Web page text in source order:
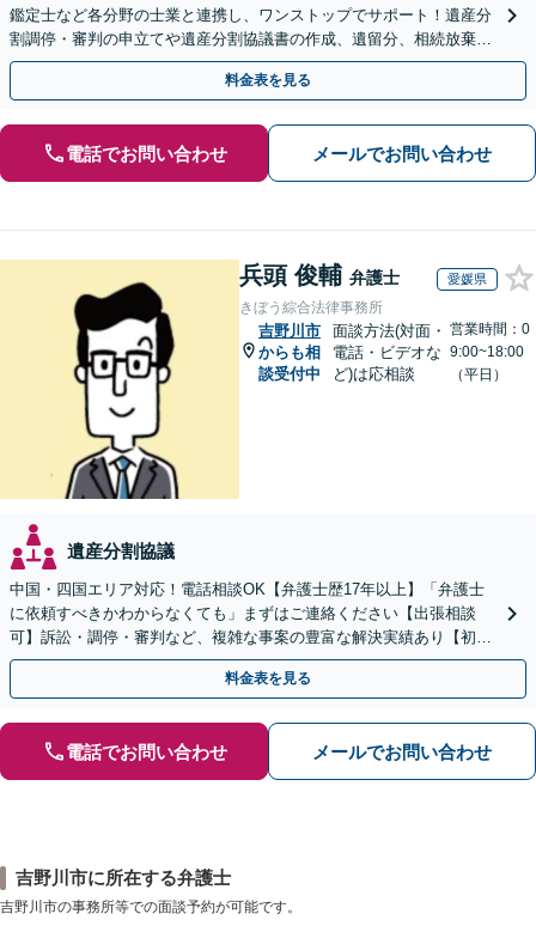
鑑定士など各分野の士業と連携し、ワンストップでサポート！遺産分
割調停・審判の申立てや遺産分割協議書の作成、遺留分、相続放棄、
遺言書など幅広いご相談に対応【オンライン面談OK】
料金表を見る
電話でお問い合わせ メールでお問い合わせ
兵頭 俊輔 弁護士 愛媛県
きぼう綜合法律事務所
吉野川市
からも相
談受付中
面談方法(対面・
電話・ビデオな
ど)は応相談
営業時間：0
9:00~18:00
（平日）
遺産分割協議
中国・四国エリア対応！電話相談OK【弁護士歴17年以上】「弁護士
に依頼すべきかわからなくても」まずはご連絡ください【出張相談
可】訴訟・調停・審判など、複雑な事案の豊富な解決実績あり【初回
相談無料】初回面談のみで解決できるケースもあります
料金表を見る
電話でお問い合わせ メールでお問い合わせ
吉野川市に所在する弁護士
吉野川市の事務所等での面談予約が可能です。